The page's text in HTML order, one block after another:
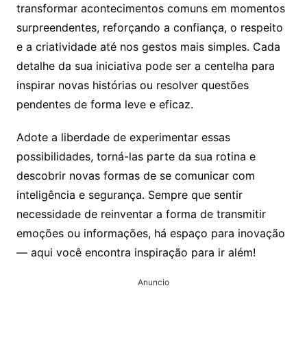
transformar acontecimentos comuns em momentos
surpreendentes, reforçando a confiança, o respeito
e a criatividade até nos gestos mais simples. Cada
detalhe da sua iniciativa pode ser a centelha para
inspirar novas histórias ou resolver questões
pendentes de forma leve e eficaz.
Adote a liberdade de experimentar essas
possibilidades, torná-las parte da sua rotina e
descobrir novas formas de se comunicar com
inteligência e segurança. Sempre que sentir
necessidade de reinventar a forma de transmitir
emoções ou informações, há espaço para inovação
— aqui você encontra inspiração para ir além!
Anuncio